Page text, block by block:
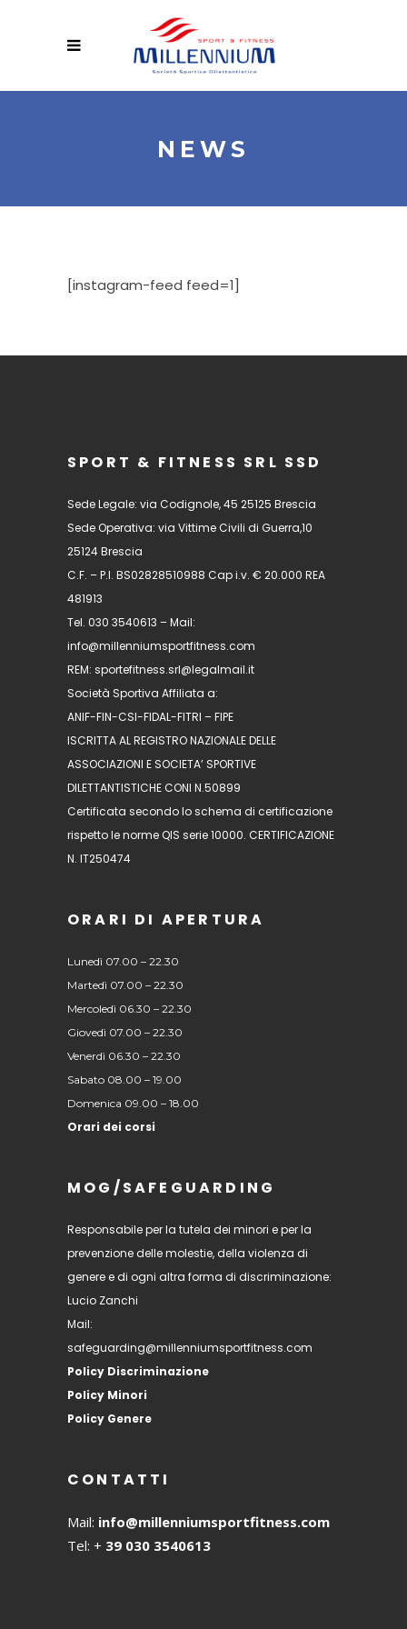
NEWS
[instagram-feed feed=1]
SPORT & FITNESS SRL SSD
Sede Legale: via Codignole, 45 25125 Brescia
Sede Operativa: via Vittime Civili di Guerra,10
25124 Brescia
C.F. – P.I. BS02828510988 Cap i.v. € 20.000 REA
481913
Tel. 030 3540613 – Mail:
info@millenniumsportfitness.com
REM: sportefitness.srl@legalmail.it
Società Sportiva Affiliata a:
ANIF-FIN-CSI-FIDAL-FITRI – FIPE
ISCRITTA AL REGISTRO NAZIONALE DELLE
ASSOCIAZIONI E SOCIETA’ SPORTIVE
DILETTANTISTICHE CONI N.50899
Certificata secondo lo schema di certificazione
rispetto le norme QIS serie 10000. CERTIFICAZIONE
N. IT250474
ORARI DI APERTURA
Lunedì 07.00 – 22.30
Martedì 07.00 – 22.30
Mercoledì 06.30 – 22.30
Giovedì 07.00 – 22.30
Venerdì 06.30 – 22.30
Sabato 08.00 – 19.00
Domenica 09.00 – 18.00
Orari dei corsi
MOG/SAFEGUARDING
Responsabile per la tutela dei minori e per la
prevenzione delle molestie, della violenza di
genere e di ogni altra forma di discriminazione:
Lucio Zanchi
Mail:
safeguarding@millenniumsportfitness.com
Policy Discriminazione
Policy Minori
Policy Genere
CONTATTI
Mail: info@millenniumsportfitness.com
Tel: + 39 030 3540613